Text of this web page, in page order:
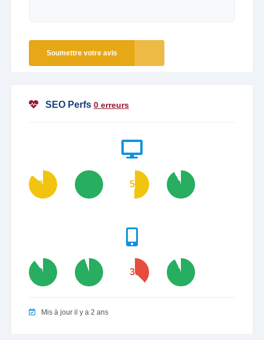
Soumettre votre avis
SEO Perfs 0 erreurs
86 51 92
90 95 38 93
Mis à jour il y a 2 ans